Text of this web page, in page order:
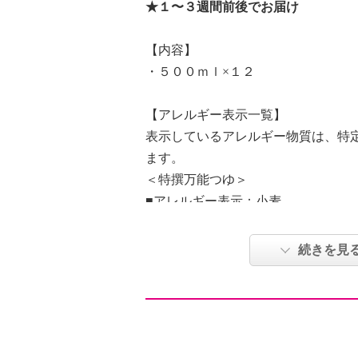
★１〜３週間前後でお届け
【内容】
・５００ｍｌ×１２
【アレルギー表示一覧】
表示しているアレルギー物質は、特
ます。
＜特撰万能つゆ＞
■アレルギー表示：小麦
１６９９年創業、３００余年にわた
続きを見